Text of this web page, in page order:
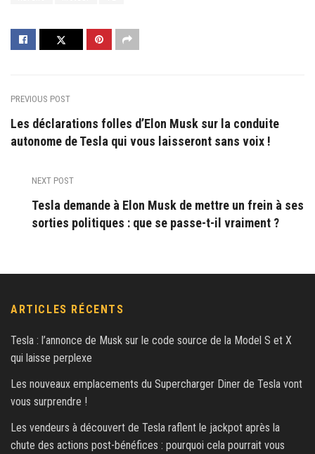
PREVIOUS POST
Les déclarations folles d’Elon Musk sur la conduite
autonome de Tesla qui vous laisseront sans voix !
NEXT POST
Tesla demande à Elon Musk de mettre un frein à ses
sorties politiques : que se passe-t-il vraiment ?
ARTICLES RÉCENTS
Tesla : l’annonce de Musk sur le code source de la Model S et X
qui laisse perplexe
Les nouveaux emplacements du Supercharger Diner de Tesla vont
vous surprendre !
Les vendeurs à découvert de Tesla raflent le jackpot après la
chute des actions post-bénéfices : pourquoi cela pourrait vous